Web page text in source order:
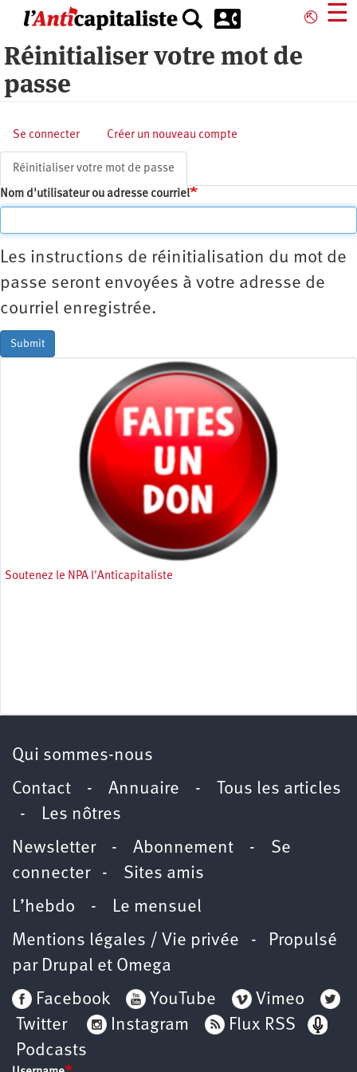
contenu
principal
⎋ ☰
Réinitialiser votre mot de
passe
Onglets
principaux
Se connecter Créer un nouveau compte
Réinitialiser votre mot de passe
actif)
Nom d'utilisateur ou adresse courriel
Les instructions de réinitialisation du mot de
passe seront envoyées à votre adresse de
courriel enregistrée.
Submit
Soutenez le NPA l'Anticapitaliste
Qui sommes-nous
Contact - Annuaire -
Tous les articles
- Les nôtres
Newsletter- Abonnement - Se
connecter- Sites amis
L’hebdo - Le mensuel
Mentions légales / Vie privée - Propulsé
par Drupal et Omega
Facebook
YouTube
Vimeo
Twitter
Instagram
Flux RSS
Podcasts